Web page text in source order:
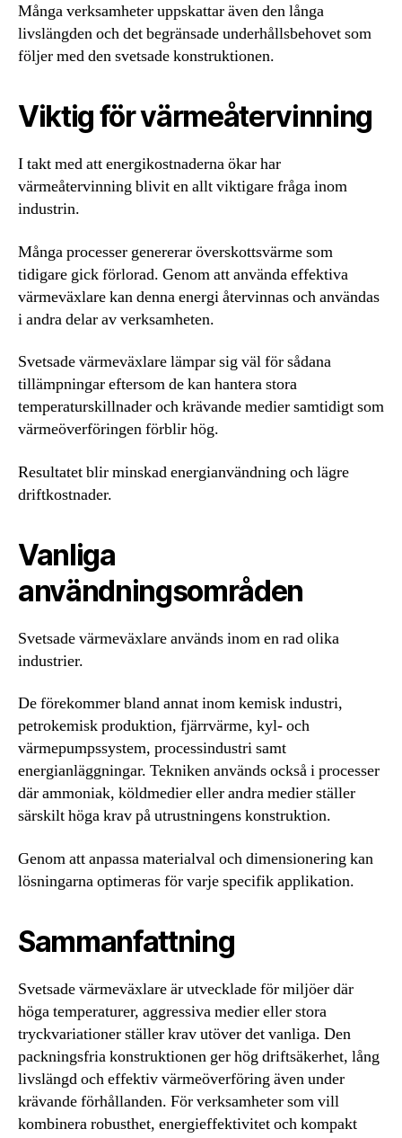
Många verksamheter uppskattar även den långa
livslängden och det begränsade underhållsbehovet som
följer med den svetsade konstruktionen.
Viktig för värmeåtervinning
I takt med att energikostnaderna ökar har
värmeåtervinning blivit en allt viktigare fråga inom
industrin.
Många processer genererar överskottsvärme som
tidigare gick förlorad. Genom att använda effektiva
värmeväxlare kan denna energi återvinnas och användas
i andra delar av verksamheten.
Svetsade värmeväxlare lämpar sig väl för sådana
tillämpningar eftersom de kan hantera stora
temperaturskillnader och krävande medier samtidigt som
värmeöverföringen förblir hög.
Resultatet blir minskad energianvändning och lägre
driftkostnader.
Vanliga
användningsområden
Svetsade värmeväxlare används inom en rad olika
industrier.
De förekommer bland annat inom kemisk industri,
petrokemisk produktion, fjärrvärme, kyl- och
värmepumpssystem, processindustri samt
energianläggningar. Tekniken används också i processer
där ammoniak, köldmedier eller andra medier ställer
särskilt höga krav på utrustningens konstruktion.
Genom att anpassa materialval och dimensionering kan
lösningarna optimeras för varje specifik applikation.
Sammanfattning
Svetsade värmeväxlare är utvecklade för miljöer där
höga temperaturer, aggressiva medier eller stora
tryckvariationer ställer krav utöver det vanliga. Den
packningsfria konstruktionen ger hög driftsäkerhet, lång
livslängd och effektiv värmeöverföring även under
krävande förhållanden. För verksamheter som vill
kombinera robusthet, energieffektivitet och kompakt